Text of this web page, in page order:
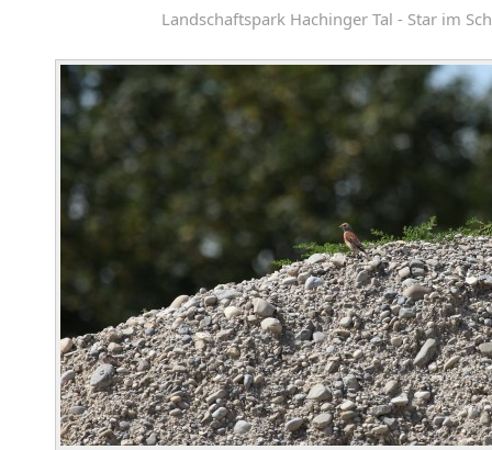
Landschaftspark Hachinger Tal - Star im